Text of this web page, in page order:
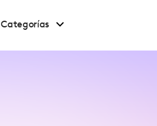
Categorías